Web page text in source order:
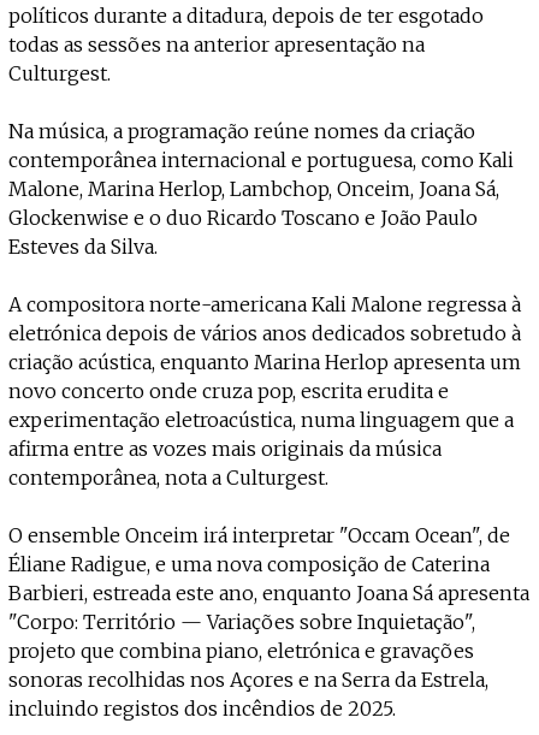
políticos durante a ditadura, depois de ter esgotado
todas as sessões na anterior apresentação na
Culturgest.
Na música, a programação reúne nomes da criação
contemporânea internacional e portuguesa, como Kali
Malone, Marina Herlop, Lambchop, Onceim, Joana Sá,
Glockenwise e o duo Ricardo Toscano e João Paulo
Esteves da Silva.
A compositora norte-americana Kali Malone regressa à
eletrónica depois de vários anos dedicados sobretudo à
criação acústica, enquanto Marina Herlop apresenta um
novo concerto onde cruza pop, escrita erudita e
experimentação eletroacústica, numa linguagem que a
afirma entre as vozes mais originais da música
contemporânea, nota a Culturgest.
O ensemble Onceim irá interpretar "Occam Ocean", de
Éliane Radigue, e uma nova composição de Caterina
Barbieri, estreada este ano, enquanto Joana Sá apresenta
"Corpo: Território — Variações sobre Inquietação",
projeto que combina piano, eletrónica e gravações
sonoras recolhidas nos Açores e na Serra da Estrela,
incluindo registos dos incêndios de 2025.